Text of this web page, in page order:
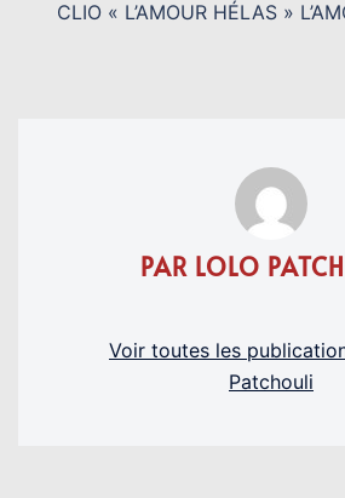
CLIO « L’AMOUR HÉLAS »
PAR LOLO
Voir toutes les
Patchouli